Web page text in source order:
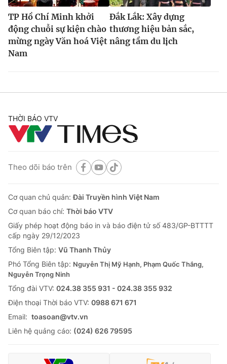
TP Hồ Chí Minh khởi
động chuỗi sự kiện chào
mừng ngày Văn hoá Việt
Nam
Đắk Lắk: Xây dựng
thương hiệu bản sắc,
nâng tầm du lịch
THỜI BÁO VTV
Theo dõi báo trên
Cơ quan chủ quản:Đài Truyền hình Việt Nam
Cơ quan báo chí: Thời báo VTV
Giấy phép hoạt động báo in và báo điện tử số 483/GP-BTTTT
cấp ngày 29/12/2023
Tổng Biên tập: Vũ Thanh Thủy
Phó Tổng Biên tập: Nguyễn Thị Mỹ Hạnh, Phạm Quốc Thắng,
Nguyễn Trọng Ninh
Tổng đài VTV: 024.38 355 931 - 024.38 355 932
Ðiện thoại Thời báo VTV: 0988 671 671
Email: toasoan@vtv.vn
Liên hệ quảng cáo: (024) 626 79595